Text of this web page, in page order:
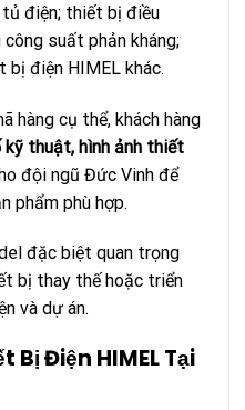
điện; thiết bị điều
suất phản kháng;
bị điện HIMEL khác.
hàng cụ thể, khách hàng
thuật, hình ảnh thiết
đội ngũ Đức Vinh để
phẩm phù hợp.
đặc biệt quan trọng
bị thay thế hoặc triển
và dự án.
Bị Điện HIMEL Tại